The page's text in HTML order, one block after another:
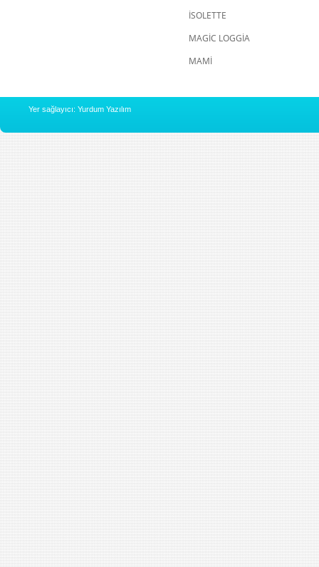
İSOLETTE
MAGİC LOGGİA
MAMİ
Yer sağlayıcı: Yurdum Yazılım